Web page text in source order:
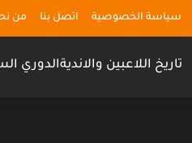
سياسة الخصوصية اتصل بنا من
تاريخ اللاعبين والانديةالدوري